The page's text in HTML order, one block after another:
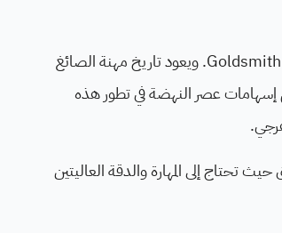
يُطلق على الصائغ أيضًا مصطلح الصايغ، ويُعبَّر عنه باللغة الإنجليزية بمصطلح Goldsmith. ويعود تاريخ مهنة الصائغ
إسهامات عصر النهضة في تطور هذه
تحتاج إلى المهارة والدقة العاليتين